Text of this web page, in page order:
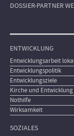
DOSSIER-PARTNER
ENTWICKLUNG
Entwicklungsarbeit
Entwicklungspolitik
Entwicklungsziele
Kirche und Entwicklung
Nothilfe
Wirksamkeit
SOZIALES